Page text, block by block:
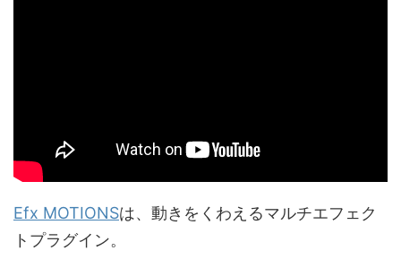
Efx MOTIONSは、動きをくわえるマルチエフェク
トプラグイン。